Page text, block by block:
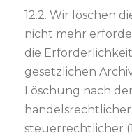
12.2. Wir löschen
nicht mehr
die
gesetzlichen
Löschung nach
steuerrechtlicher